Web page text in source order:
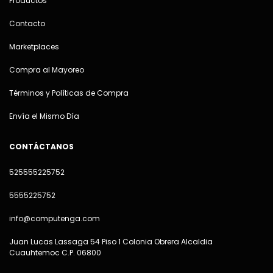
Contacto
Marketplaces
Compra al Mayoreo
Términos y Políticas de Compra
Envía el Mismo Día
CONTÁCTANOS
525555225752
5555225752
info@computenga.com
Juan Lucas Lassaga 54 Piso 1 Colonia Obrera Alcaldia
Cuauhtemoc C.P. 06800